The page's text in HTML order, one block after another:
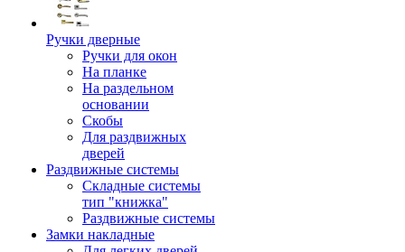
Ручки дверные
Ручки для окон
На планке
На раздельном
основании
Скобы
Для раздвижных
дверей
Раздвижные системы
Складные системы
тип "книжка"
Раздвижные системы
Замки накладные